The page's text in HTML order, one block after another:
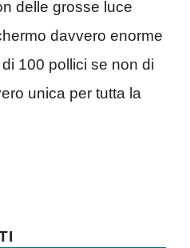
delle grosse luce
davvero enorme
100 pollici se non di
unica per tutta la